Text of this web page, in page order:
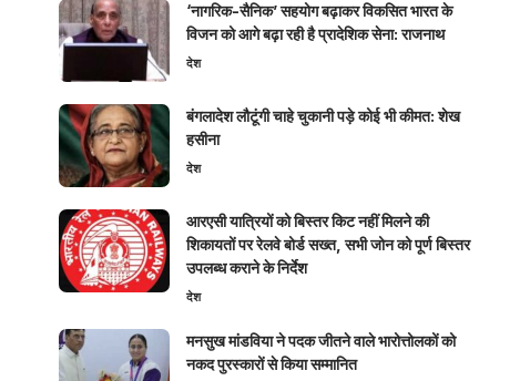
‘नागरिक-सैनिक’ सहयोग बढ़ाकर विकसित भारत के
विजन को आगे बढ़ा रही है प्रादेशिक सेना: राजनाथ
देश
बंगलादेश लौटूंगी चाहे चुकानी पड़े कोई भी कीमत: शेख
हसीना
देश
आरएसी यात्रियों को बिस्तर किट नहीं मिलने की
शिकायतों पर रेलवे बोर्ड सख्त, सभी जोन को पूर्ण बिस्तर
उपलब्ध कराने के निर्देश
देश
मनसुख मांडविया ने पदक जीतने वाले भारोत्तोलकों को
नकद पुरस्कारों से किया सम्मानित